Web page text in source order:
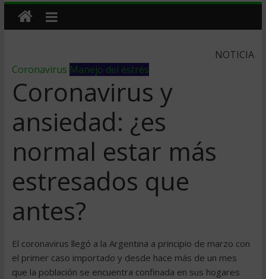
NOTICIA
Coronavirus Manejo del estrés
Coronavirus y
ansiedad: ¿es
normal estar más
estresados que
antes?
El coronavirus llegó a la Argentina a principio de marzo con
el primer caso importado y desde hace más de un mes
que la población se encuentra confinada en sus hogares